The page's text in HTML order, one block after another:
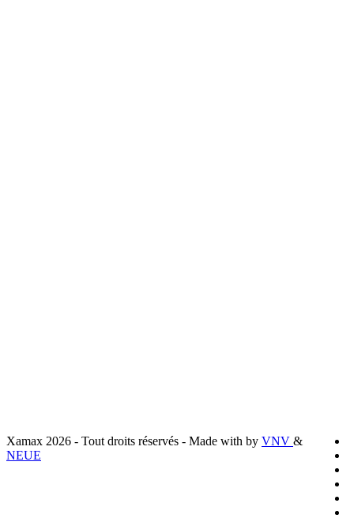
Xamax 2026 - Tout droits réservés - Made with by VNV &
NEUE